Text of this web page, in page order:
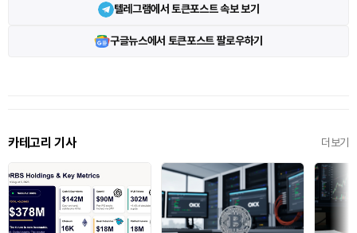
텔레그램에서 토큰포스트 속보 보기
구글뉴스에서 토큰포스트 팔로우하기
카테고리 기사 더보기